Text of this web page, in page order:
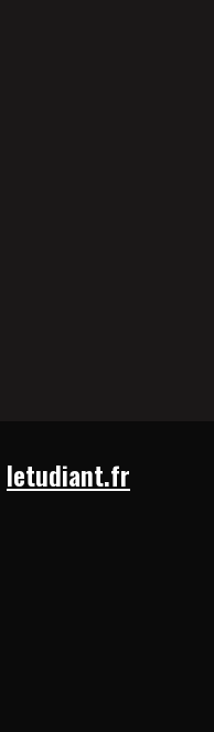
letudiant.fr